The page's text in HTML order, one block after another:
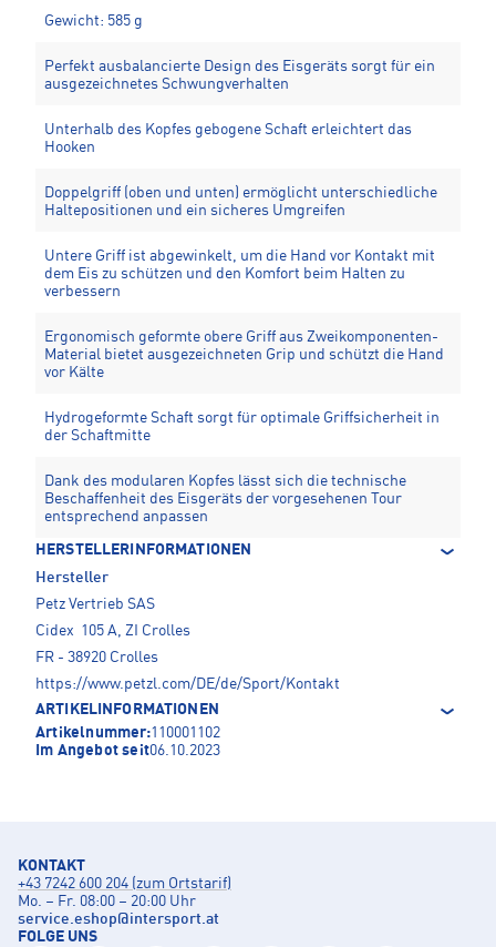
Gewicht: 585 g
Perfekt ausbalancierte Design des Eisgeräts sorgt für ein
ausgezeichnetes Schwungverhalten
Unterhalb des Kopfes gebogene Schaft erleichtert das
Hooken
Doppelgriff (oben und unten) ermöglicht unterschiedliche
Haltepositionen und ein sicheres Umgreifen
Untere Griff ist abgewinkelt, um die Hand vor Kontakt mit
dem Eis zu schützen und den Komfort beim Halten zu
verbessern
Ergonomisch geformte obere Griff aus Zweikomponenten-
Material bietet ausgezeichneten Grip und schützt die Hand
vor Kälte
Hydrogeformte Schaft sorgt für optimale Griffsicherheit in
der Schaftmitte
Dank des modularen Kopfes lässt sich die technische
Beschaffenheit des Eisgeräts der vorgesehenen Tour
entsprechend anpassen
HERSTELLERINFORMATIONEN
Hersteller
Petz Vertrieb SAS
Cidex 105 A, ZI Crolles
FR - 38920 Crolles
https://www.petzl.com/DE/de/Sport/Kontakt
ARTIKELINFORMATIONEN
Artikelnummer:110001102
Im Angebot seit06.10.2023
KONTAKT
+43 7242 600 204 (zum Ortstarif)
Mo. – Fr. 08:00 – 20:00 Uhr
service.eshop@intersport.at
FOLGE UNS